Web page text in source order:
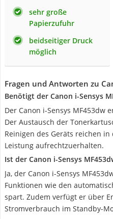
sehr große
Papierzufuhr
beidseitiger Druck
möglich
Fragen und Antworten zu
Benötigt der Canon i-Sensys
Der Canon i-Sensys
Der Austausch der
Reinigen des Geräts reichen
Leistung aufrechtzuerhalten.
Ist der Canon i-Sensys
Ja, der Canon i-Sensys
Funktionen wie den
spart. Zudem verfügt er über
Stromverbrauch im Standby-